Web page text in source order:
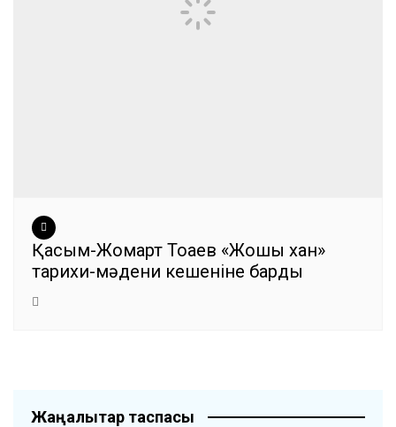
Қасым-Жомарт Тоқаев «Жошы хан»
тарихи-мәдени кешеніне барды
Жаңалықтар таспасы